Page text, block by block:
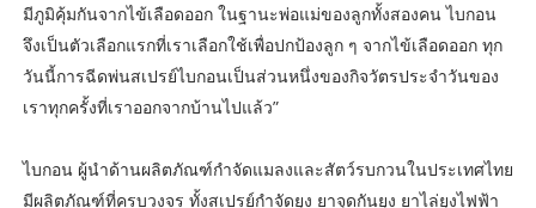
มีภูมิคุ้มกันจากไข้เลือดออก ในฐานะพ่อแม่ของลูกทั้งสองคน ไบกอน
จึงเป็นตัวเลือกแรกที่เราเลือกใช้เพื่อปกป้องลูก ๆ จากไข้เลือดออก ทุก
วันนี้การฉีดพ่นสเปรย์ไบกอนเป็นส่วนหนึ่งของกิจวัตรประจำวันของ
เราทุกครั้งที่เราออกจากบ้านไปแล้ว”
ไบกอน ผู้นำด้านผลิตภัณฑ์กำจัดแมลงและสัตว์รบกวนในประเทศไทย
มีผลิตภัณฑ์ที่ครบวงจร ทั้งสเปรย์กำจัดยุง ยาจุดกันยุง ยาไล่ยุงไฟฟ้า